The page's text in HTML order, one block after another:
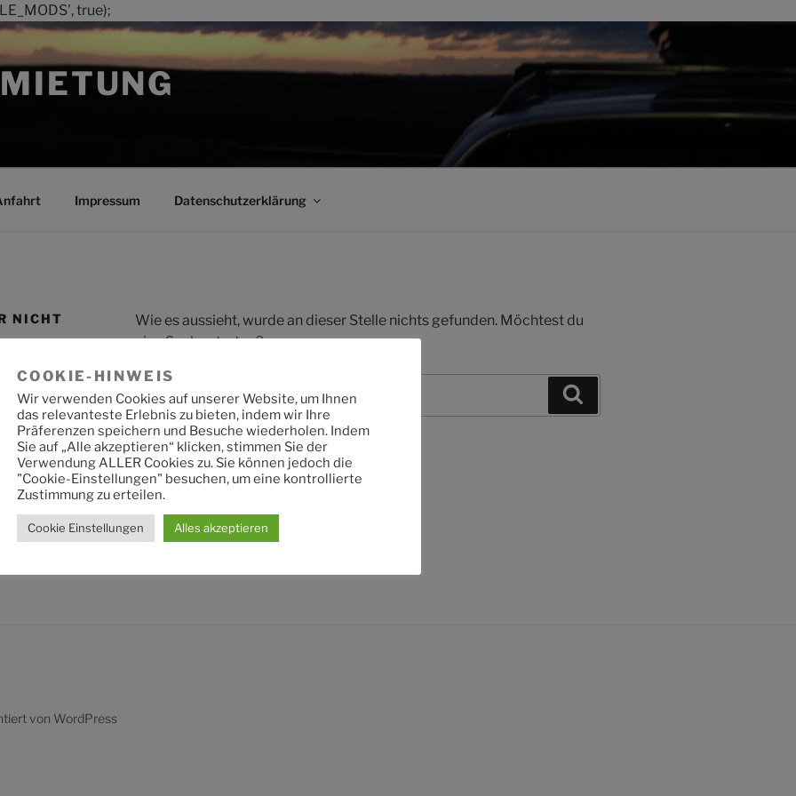
true);
Impressum Datenschutzerklärung
NICHT
Wie es aussieht, wurde an dieser Stelle nichts gefunden. Möchtest du
eine Suche starten?
Suche
nach:
von WordPress
COOKIE-HINWEIS
Wir verwenden Cookies auf unserer Website, um Ihnen
das relevanteste Erlebnis zu bieten, indem wir Ihre
Präferenzen speichern und Besuche wiederholen. Indem
Sie auf „Alle akzeptieren“ klicken, stimmen Sie der
Verwendung ALLER Cookies zu. Sie können jedoch die
"Cookie-Einstellungen" besuchen, um eine kontrollierte
Zustimmung zu erteilen.
Cookie Einstellungen Alles akzeptieren